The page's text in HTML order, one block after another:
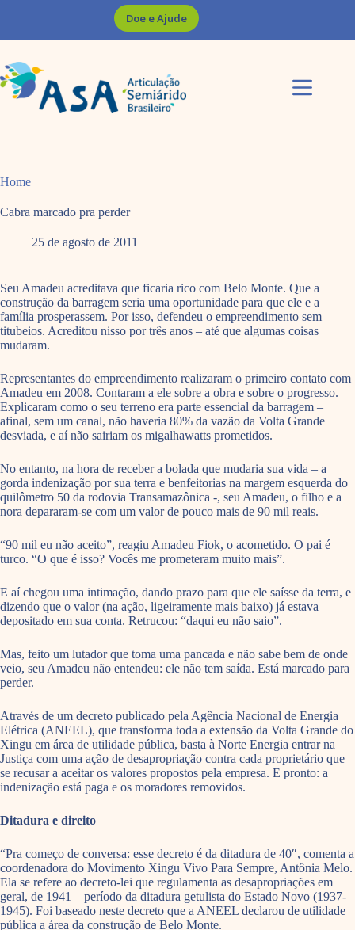
Doe e Ajude
Home
Cabra marcado pra perder
25 de agosto de 2011
Seu Amadeu acreditava que ficaria rico com Belo Monte. Que a
construção da barragem seria uma oportunidade para que ele e a
família prosperassem. Por isso, defendeu o empreendimento sem
titubeios. Acreditou nisso por três anos – até que algumas coisas
mudaram.
Representantes do empreendimento realizaram o primeiro contato com
Amadeu em 2008. Contaram a ele sobre a obra e sobre o progresso.
Explicaram como o seu terreno era parte essencial da barragem –
afinal, sem um canal, não haveria 80% da vazão da Volta Grande
desviada, e aí não sairiam os migalhawatts prometidos.
No entanto, na hora de receber a bolada que mudaria sua vida – a
gorda indenização por sua terra e benfeitorias na margem esquerda do
quilômetro 50 da rodovia Transamazônica -, seu Amadeu, o filho e a
nora depararam-se com um valor de pouco mais de 90 mil reais.
“90 mil eu não aceito”, reagiu Amadeu Fiok, o acometido. O pai é
turco. “O que é isso? Vocês me prometeram muito mais”.
E aí chegou uma intimação, dando prazo para que ele saísse da terra, e
dizendo que o valor (na ação, ligeiramente mais baixo) já estava
depositado em sua conta. Retrucou: “daqui eu não saio”.
Mas, feito um lutador que toma uma pancada e não sabe bem de onde
veio, seu Amadeu não entendeu: ele não tem saída. Está marcado para
perder.
Através de um decreto publicado pela Agência Nacional de Energia
Elétrica (ANEEL), que transforma toda a extensão da Volta Grande do
Xingu em área de utilidade pública, basta à Norte Energia entrar na
Justiça com uma ação de desapropriação contra cada proprietário que
se recusar a aceitar os valores propostos pela empresa. E pronto: a
indenização está paga e os moradores removidos.
Ditadura e direito
“Pra começo de conversa: esse decreto é da ditadura de 40″, comenta a
coordenadora do Movimento Xingu Vivo Para Sempre, Antônia Melo.
Ela se refere ao decreto-lei que regulamenta as desapropriações em
geral, de 1941 – período da ditadura getulista do Estado Novo (1937-
1945). Foi baseado neste decreto que a ANEEL declarou de utilidade
pública a área da construção de Belo Monte.